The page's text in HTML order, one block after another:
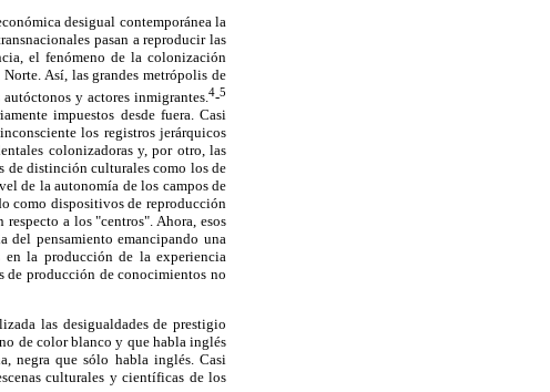
desigual contemporánea la
pasan a reproducir las
el fenómeno de la colonización
Así, las grandes metrópolis de
autóctonos y actores inmigrantes.4-5
impuestos desde fuera. Casi
los registros jerárquicos
colonizadoras y, por otro, las
de distinción culturales como los de
de la autonomía de los campos de
como dispositivos de reproducción
a los "centros". Ahora, esos
del pensamiento emancipando una
en la producción de la experiencia
de producción de conocimientos no
las desigualdades de prestigio
de color blanco y que habla inglés
negra que sólo habla inglés. Casi
culturales y científicas de los